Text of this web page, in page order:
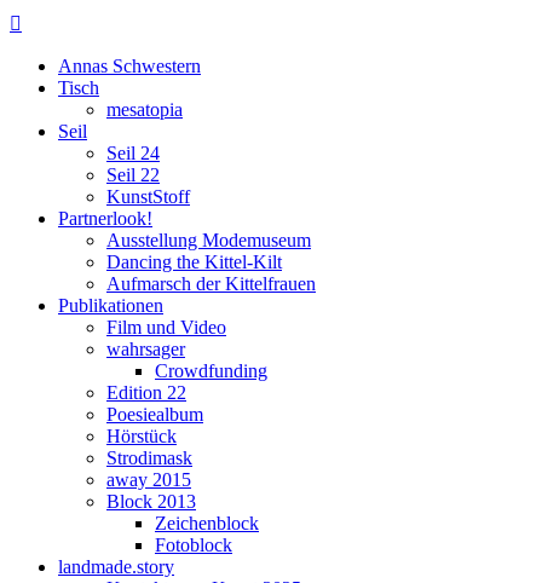

Annas Schwestern
Tisch
mesatopia
Seil
Seil 24
Seil 22
KunstStoff
Partnerlook!
Ausstellung Modemuseum
Dancing the Kittel-Kilt
Aufmarsch der Kittelfrauen
Publikationen
Film und Video
wahrsager
Crowdfunding
Edition 22
Poesiealbum
Hörstück
Strodimask
away 2015
Block 2013
Zeichenblock
Fotoblock
landmade.story